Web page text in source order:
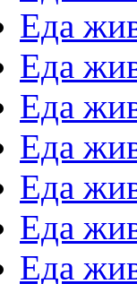
Еда
Еда
Еда
Еда
Еда
Еда
Еда